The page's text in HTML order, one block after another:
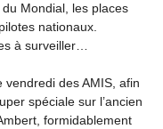
Mondial, les places
nationaux.
à surveiller…
vendredi des AMIS, afin
spéciale sur l’ancien
formidablement